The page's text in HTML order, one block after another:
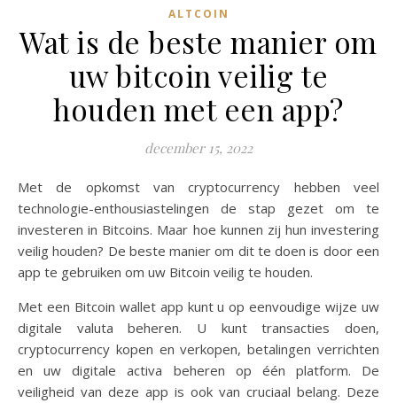
ALTCOIN
Wat is de beste manier om
uw bitcoin veilig te
houden met een app?
december 15, 2022
Met de opkomst van cryptocurrency hebben veel
technologie-enthousiastelingen de stap gezet om te
investeren in Bitcoins. Maar hoe kunnen zij hun investering
veilig houden? De beste manier om dit te doen is door een
app te gebruiken om uw Bitcoin veilig te houden.
Met een Bitcoin wallet app kunt u op eenvoudige wijze uw
digitale valuta beheren. U kunt transacties doen,
cryptocurrency kopen en verkopen, betalingen verrichten
en uw digitale activa beheren op één platform. De
veiligheid van deze app is ook van cruciaal belang. Deze